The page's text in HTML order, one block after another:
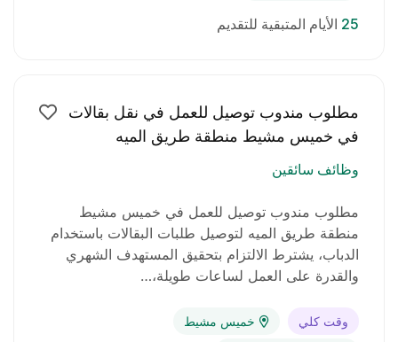
25 الأيام المتبقية للتقديم
مطلوب مندوب توصيل للعمل في نقل بقالات
في خميس مشيط منطقة طريق الميه
وظائف سائقين
مطلوب مندوب توصيل للعمل في خميس مشيط
منطقة طريق الميه لتوصيل طلبات البقالات باستخدام
الدباب، يشترط الالتزام بتحقيق المستهدف الشهري
والقدرة على العمل لساعات طويلة،…
وقت كلي خميس مشيط